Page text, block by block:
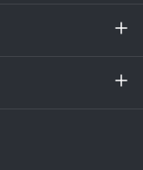
комната